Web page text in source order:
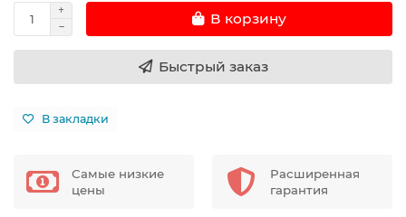
В корзину
Быстрый заказ
В закладки
Самые низкие
цены
Расширенная
гарантия